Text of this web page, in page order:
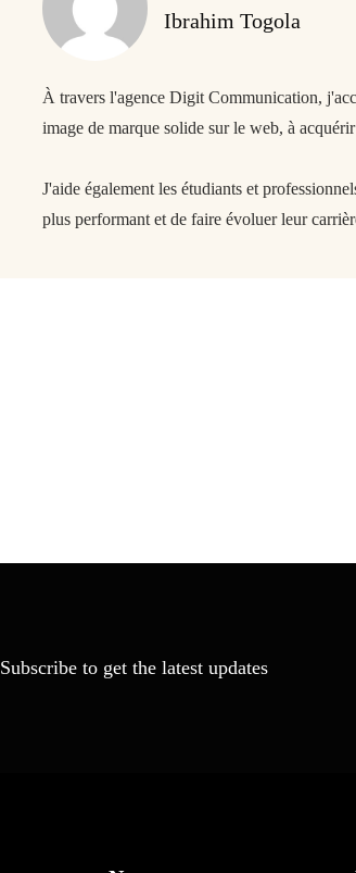
Ibrahim Togola
À travers l'agence Digit Communication,
image de marque solide sur le web, à
J'aide également les étudiants et
plus performant et de faire évoluer leur
Subscribe to get the latest updates